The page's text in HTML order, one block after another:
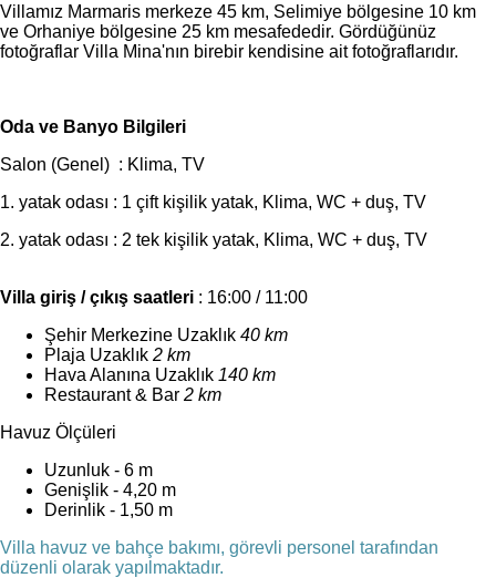
Villamız Marmaris merkeze 45 km, Selimiye bölgesine 10 km
ve Orhaniye bölgesine 25 km mesafededir. Gördüğünüz
fotoğraflar Villa Mina'nın birebir kendisine ait fotoğraflarıdır.
Oda ve Banyo Bilgileri
Salon (Genel) : Klima, TV
1. yatak odası : 1 çift kişilik yatak, Klima, WC + duş, TV
2. yatak odası : 2 tek kişilik yatak, Klima, WC + duş, TV
Villa giriş / çıkış saatleri : 16:00 / 11:00
Şehir Merkezine Uzaklık 40 km
Plaja Uzaklık 2 km
Hava Alanına Uzaklık 140 km
Restaurant & Bar 2 km
Havuz Ölçüleri
Uzunluk - 6 m
Genişlik - 4,20 m
Derinlik - 1,50 m
Villa havuz ve bahçe bakımı, görevli personel tarafından
düzenli olarak yapılmaktadır.